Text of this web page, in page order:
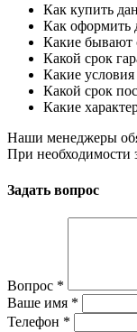
Как купить
Как оформить
Какие бывают
Какой срок
Какие
Какой срок
Какие
Наши менеджеры
При необходимости
Задать вопрос
Вопрос *
Ваше имя *
Телефон *